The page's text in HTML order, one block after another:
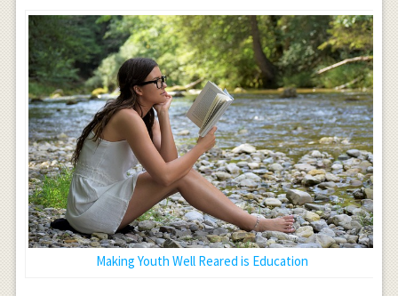
Making Youth Well Reared is Education